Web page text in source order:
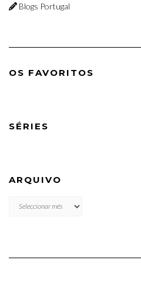
Blogs Portugal
OS FAVORITOS
SÉRIES
ARQUIVO
ARQUIVO